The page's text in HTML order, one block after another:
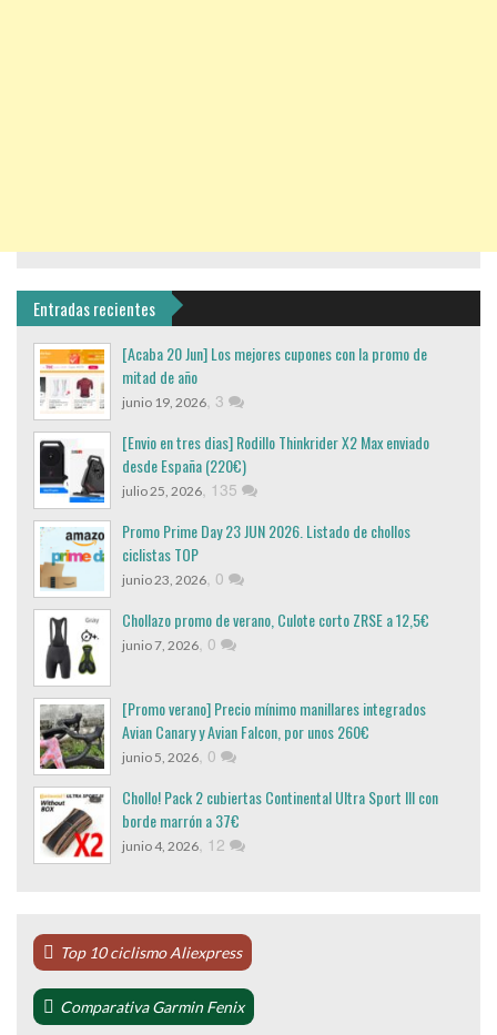
Entradas recientes
[Acaba 20 Jun] Los mejores cupones con la promo de
mitad de año
junio 19, 2026, 3
[Envio en tres dias] Rodillo Thinkrider X2 Max enviado
desde España (220€)
julio 25, 2026, 135
Promo Prime Day 23 JUN 2026. Listado de chollos
ciclistas TOP
junio 23, 2026, 0
Chollazo promo de verano, Culote corto ZRSE a 12,5€
junio 7, 2026, 0
[Promo verano] Precio mínimo manillares integrados
Avian Canary y Avian Falcon, por unos 260€
junio 5, 2026, 0
Chollo! Pack 2 cubiertas Continental Ultra Sport III con
borde marrón a 37€
junio 4, 2026, 12
Top 10 ciclismo Aliexpress
Comparativa Garmin Fenix